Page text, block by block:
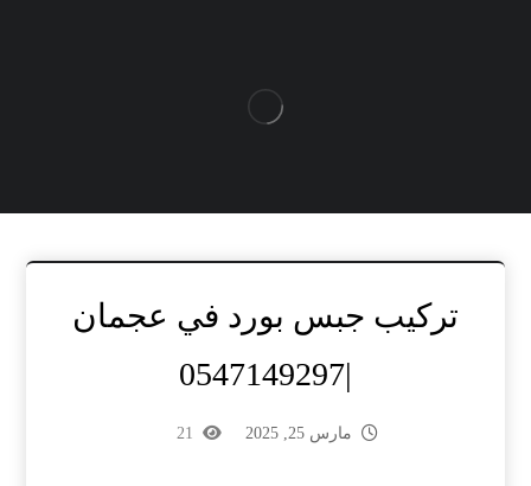
تركيب جبس بورد في عجمان
|0547149297
مارس 25, 2025 21